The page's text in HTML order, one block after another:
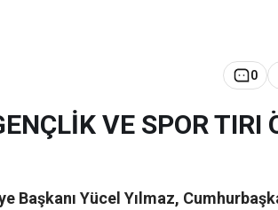
0
VE SPOR TIRI
Başkanı Yücel Yılmaz,